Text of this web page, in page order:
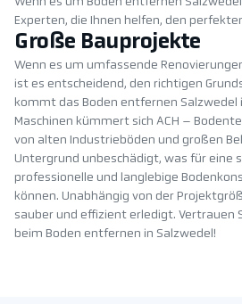
Experten, die Ihnen helfen, den
Große Bauprojekte
Wenn es um umfassende
ist es entscheidend, den richtigen
kommt das Boden entfernen Salzwedel
Maschinen kümmert sich ACH –
von alten Industrieböden und großen
Untergrund unbeschädigt, was für eine
professionelle und langlebige
können. Unabhängig von der
sauber und effizient erledigt. Vertrauen
beim Boden entfernen in Salzwedel!